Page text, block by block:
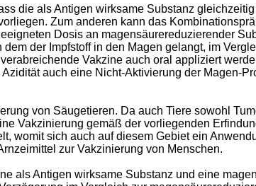
die als Antigen wirksame Substanz
Zum anderen kann das
Dosis an magensäurereduzierender
der Impfstoff in den Magen gelangt, im
Vakzine auch oral appliziert
auch eine Nicht-Aktivierung der Magen-
von Säugetieren. Da auch Tiere sowohl
Vakzinierung gemäß der vorliegenden
womit sich auch auf diesem Gebiet ein
zur Vakzinierung von Menschen.
als Antigen wirksame Substanz und eine